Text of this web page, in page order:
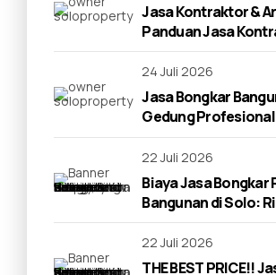
Jasa Kontraktor &
Panduan Jasa
24 Juli 2026
Jasa Bongkar
Gedung
22 Juli 2026
Biaya Jasa Bongkar
Bangunan di Solo:
Lengkap 2026
22 Juli 2026
THE BEST PRICE!!